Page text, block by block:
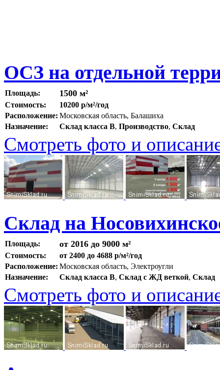
ОСЗ на отдельной
Площадь: 1500 м²
Стоимость:
10200 р/м²/год
Расположение: Московская область, Балашиха
Назначение:
Склад класса B, Производство, Склад
Смотреть фото и
Склад на
Площадь: от 2016 до 9000 м²
Стоимость:
от 2400 до 4688 р/м²/год
Расположение: Московская область, Электроугли
Назначение:
Склад класса B, Склад с ЖД веткой, Склад
Смотреть фото и